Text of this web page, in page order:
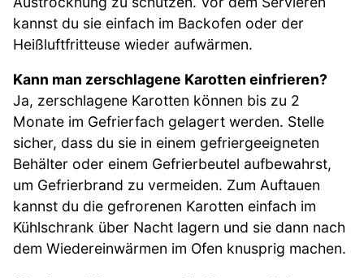
kannst du sie einfach im Backofen oder der
Heißluftfritteuse wieder aufwärmen.
Kann man zerschlagene Karotten einfrieren?
Ja, zerschlagene Karotten können bis zu 2
Monate im Gefrierfach gelagert werden. Stelle
sicher, dass du sie in einem gefriergeeigneten
Behälter oder einem Gefrierbeutel aufbewahrst,
um Gefrierbrand zu vermeiden. Zum Auftauen
kannst du die gefrorenen Karotten einfach im
Kühlschrank über Nacht lagern und sie dann nach
dem Wiedereinwärmen im Ofen knusprig machen.